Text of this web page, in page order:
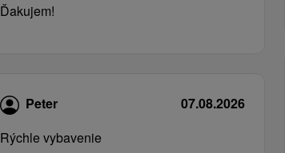
Ďakujem!
Peter
07.08.2026
Rýchle vybavenie